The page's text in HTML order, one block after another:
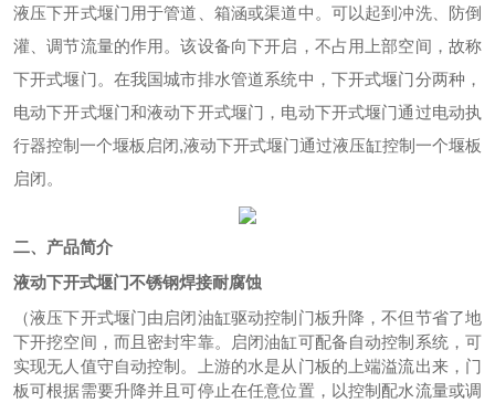
液压下开式堰门用于管道、箱涵或渠道中。可以起到冲洗、防倒
灌、调节流量的作用。该设备向下开启，不占用上部空间，故称
下开式堰门。在我国城市排水管道系统中，下开式堰门分两种，
电动下开式堰门和液动下开式堰门，电动下开式堰门通过电动执
行器控制一个堰板启闭,液动下开式堰门通过液压缸控制一个堰板
启闭。
二、产品简介
液动下开式堰门不锈钢焊接耐腐蚀
（液压下开式堰门由启闭油缸驱动控制门板升降，不但节省了地
下开挖空间，而且密封牢靠。启闭油缸可配备自动控制系统，可
实现无人值守自动控制。上游的水是从门板的上端溢流出来，门
板可根据需要升降并且可停止在任意位置，以控制配水流量或调